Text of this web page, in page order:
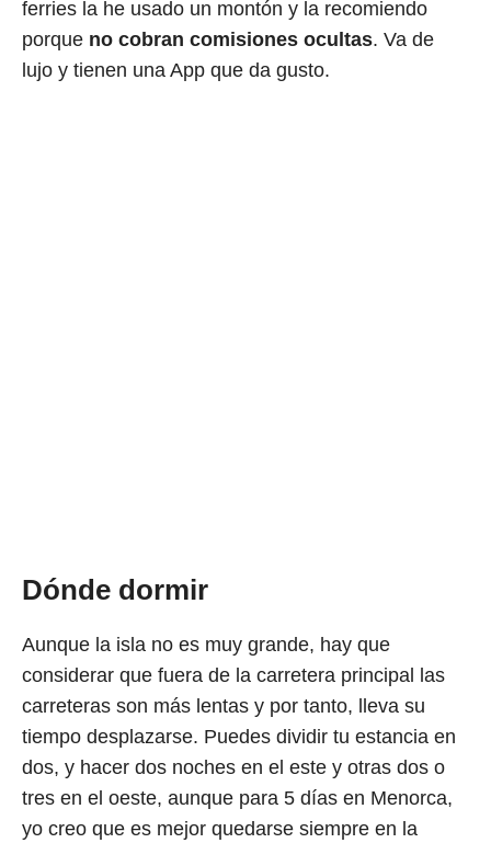
ferries la he usado un montón y la recomiendo
porque no cobran comisiones ocultas. Va de
lujo y tienen una App que da gusto.
Dónde dormir
Aunque la isla no es muy grande, hay que
considerar que fuera de la carretera principal las
carreteras son más lentas y por tanto, lleva su
tiempo desplazarse. Puedes dividir tu estancia en
dos, y hacer dos noches en el este y otras dos o
tres en el oeste, aunque para 5 días en Menorca,
yo creo que es mejor quedarse siempre en la